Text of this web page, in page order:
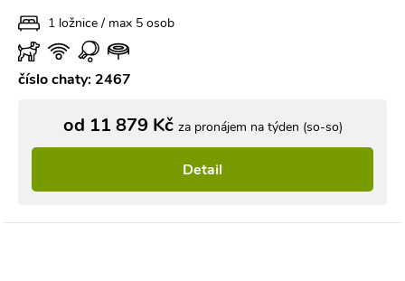
1 ložnice / max 5 osob
číslo chaty: 2467
od 11 879 Kč za pronájem na týden (so-so)
Detail